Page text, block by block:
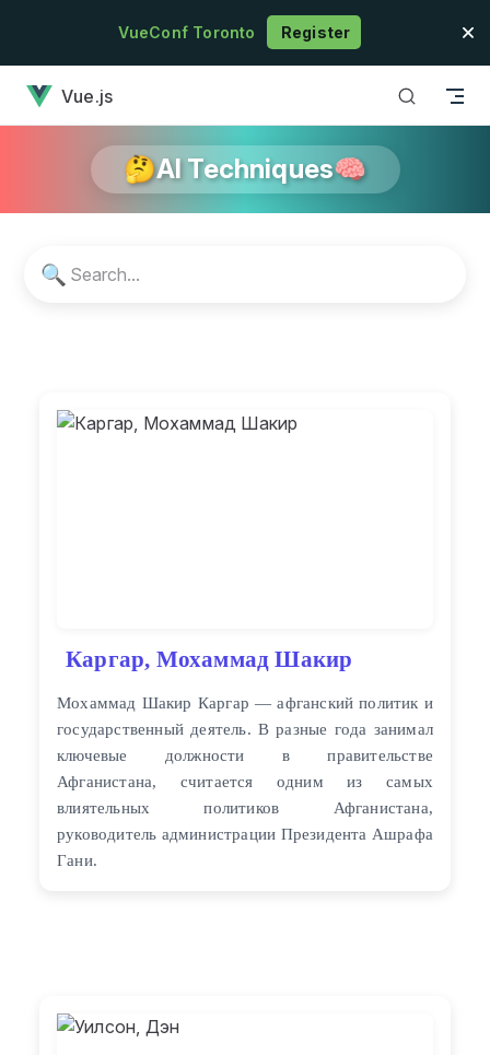
Skip to contentVueConf Toronto Register
Vue.js
🤔AI Techniques🧠
🔍
Каргар, Мохаммад Шакир
Мохаммад Шакир Каргар — афганский политик и
государственный деятель. В разные года занимал
ключевые должности в правительстве
Афганистана, считается одним из самых
влиятельных политиков Афганистана,
руководитель администрации Президента Ашрафа
Гани.